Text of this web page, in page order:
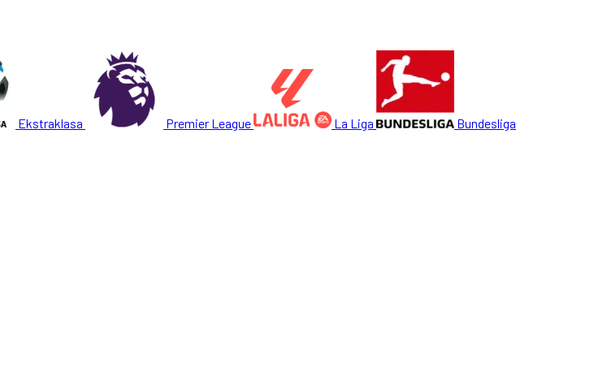
Ekstraklasa Premier League La Liga Bundesliga